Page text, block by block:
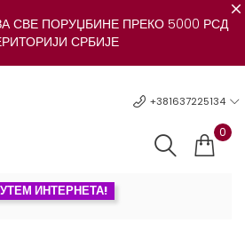
СВЕ ПОРУЏБИНЕ ПРЕКО 5000 РСД
СРБИЈЕ
+381637225134
0
ИНТЕРНЕТА!